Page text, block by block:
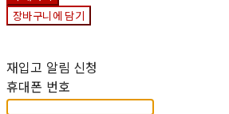
장바구니에 담기
재입고 알림 신청
휴대폰 번호